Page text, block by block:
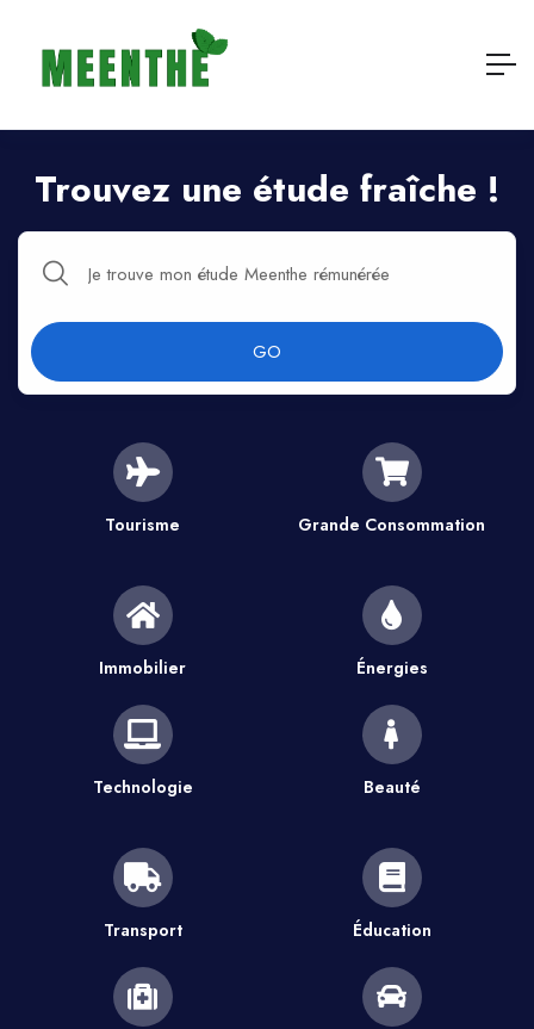
Trouvez une étude fraîche !​
GO
Tourisme
Immobilier
Grande Consommation
Énergies
Technologie
Transport
Beauté
Éducation